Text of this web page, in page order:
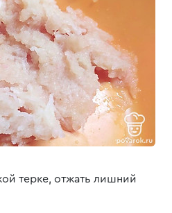
терке, отжать лишний